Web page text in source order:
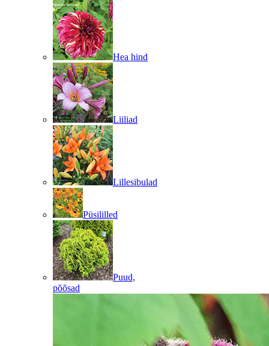
Hea hind
Liiliad
Lillesibulad
Püsililled
Puud,
põõsad